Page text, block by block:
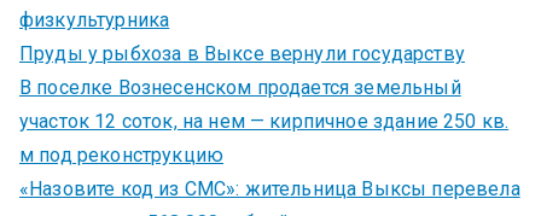
физкультурника
Пруды у рыбхоза в Выксе вернули государству
В поселке Вознесенском продается земельный
участок 12 соток, на нем — кирпичное здание 250 кв.
м под реконструкцию
«Назовите код из СМС»: жительница Выксы перевела